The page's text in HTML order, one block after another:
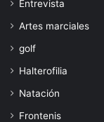
Entrevista
Artes marciales
golf
Halterofilia
Natación
Frontenis